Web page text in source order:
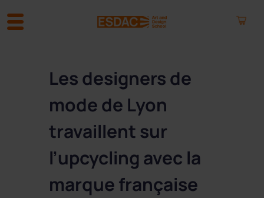
Les designers de
mode de Lyon
travaillent sur
l’upcycling avec la
marque française